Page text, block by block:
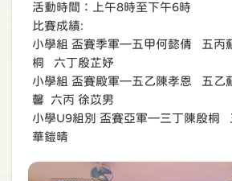
活動時間：上午8時至下午6時
比賽成績:
小學組 盃賽季軍—五甲何懿倩 五丙
桐 六丁殷芷妤
小學組 盃賽殿軍—五乙陳孝恩 五乙
馨 六丙 徐苡男
小學U9組別 盃賽亞軍—三丁陳殷桐
華鎧晴